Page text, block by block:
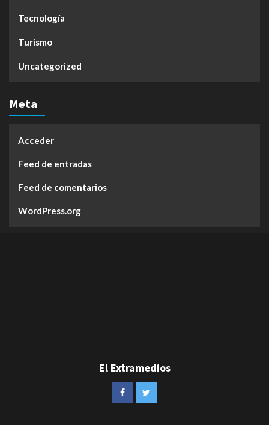
Tecnología
Turismo
Uncategorized
Meta
Acceder
Feed de entradas
Feed de comentarios
WordPress.org
El Extramedios